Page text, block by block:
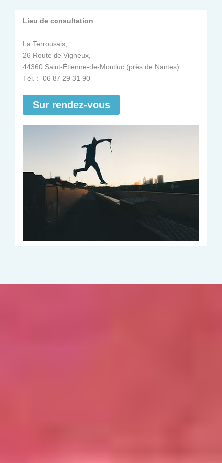
Lieu de consultation
La Terrousais,
26 Route de Vigneux,
44360 Saint-Étienne-de-Montluc (près de Nantes)
Tél. : 06 87 29 31 90
Sur rendez-vous